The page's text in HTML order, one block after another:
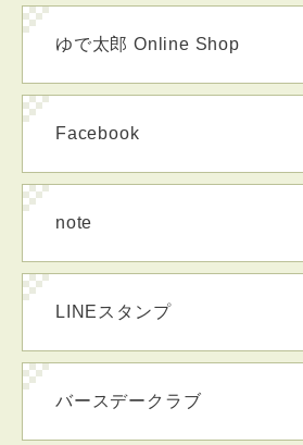
ゆで太郎 Online Shop
Facebook
note
LINEスタンプ
バースデークラブ